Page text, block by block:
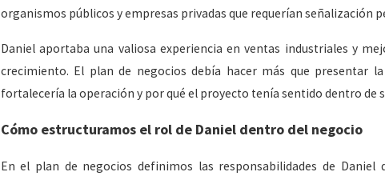
organismos públicos y empresas privadas que requerían señalización
Daniel aportaba una valiosa experiencia en ventas industriales y
crecimiento. El plan de negocios debía hacer más que presentar
fortalecería la operación y por qué el proyecto tenía sentido dentro de
Cómo estructuramos el rol de Daniel dentro del negocio
En el plan de negocios definimos las responsabilidades de